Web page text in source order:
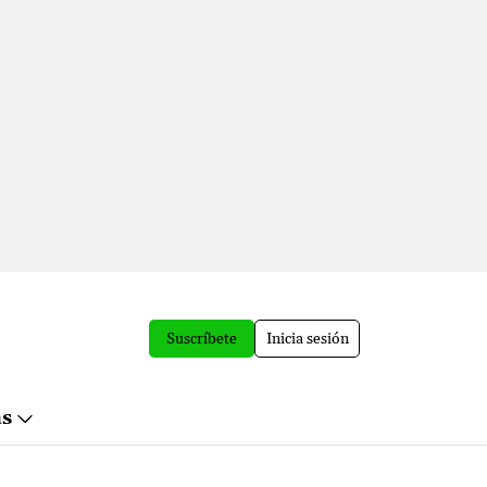
Suscríbete Inicia sesión